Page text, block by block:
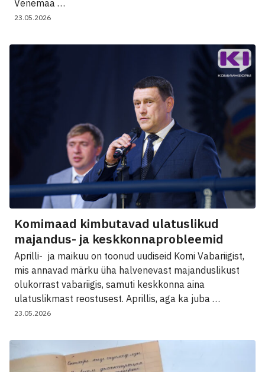
Venemaa …
23.05.2026
Komimaad kimbutavad ulatuslikud
majandus- ja keskkonnaprobleemid
Aprilli- ja maikuu on toonud uudiseid Komi Vabariigist,
mis annavad märku üha halvenevast majanduslikust
olukorrast vabariigis, samuti keskkonna aina
ulatuslikmast reostusest. Aprillis, aga ka juba …
23.05.2026